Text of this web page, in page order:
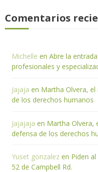
Comentarios
Michelle en Abre la
profesionales y
Jajaja en Martha Olvera,
de los derechos humanos
Jajajaja en Martha Olvera,
defensa de los derechos
Yuset gonzalez en Piden
52 de Campbell Rd.